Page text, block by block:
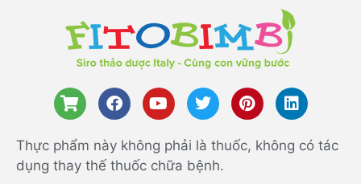
Thực phẩm này không phải là thuốc, không có tác
dụng thay thế thuốc chữa bệnh.